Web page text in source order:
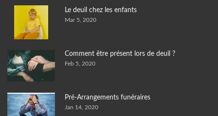
Le deuil chez les enfants
Mar 5, 2020
Comment être présent lors de deuil ?
Feb 5, 2020
Pré-Arrangements funéraires
Jan 14, 2020